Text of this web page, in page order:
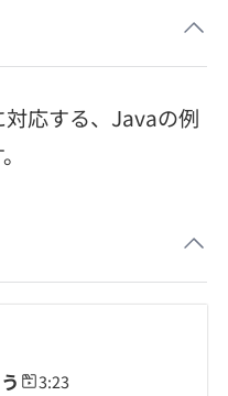
応する、Javaの例
3:23